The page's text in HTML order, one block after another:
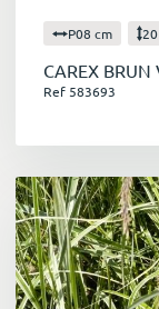
P08 cm
CAREX BRUN
Ref 583693